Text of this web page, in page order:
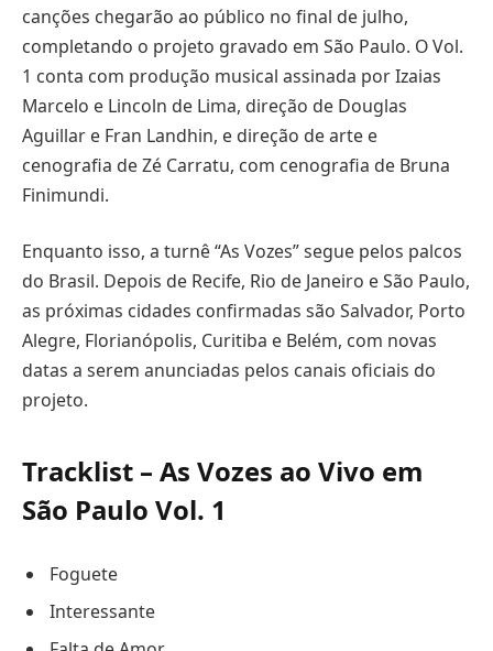
canções chegarão ao público no final de julho,
completando o projeto gravado em São Paulo. O Vol.
1 conta com produção musical assinada por Izaias
Marcelo e Lincoln de Lima, direção de Douglas
Aguillar e Fran Landhin, e direção de arte e
cenografia de Zé Carratu, com cenografia de Bruna
Finimundi.
Enquanto isso, a turnê “As Vozes” segue pelos palcos
do Brasil. Depois de Recife, Rio de Janeiro e São Paulo,
as próximas cidades confirmadas são Salvador, Porto
Alegre, Florianópolis, Curitiba e Belém, com novas
datas a serem anunciadas pelos canais oficiais do
projeto.
Tracklist – As Vozes ao Vivo em
São Paulo Vol. 1
Foguete
Interessante